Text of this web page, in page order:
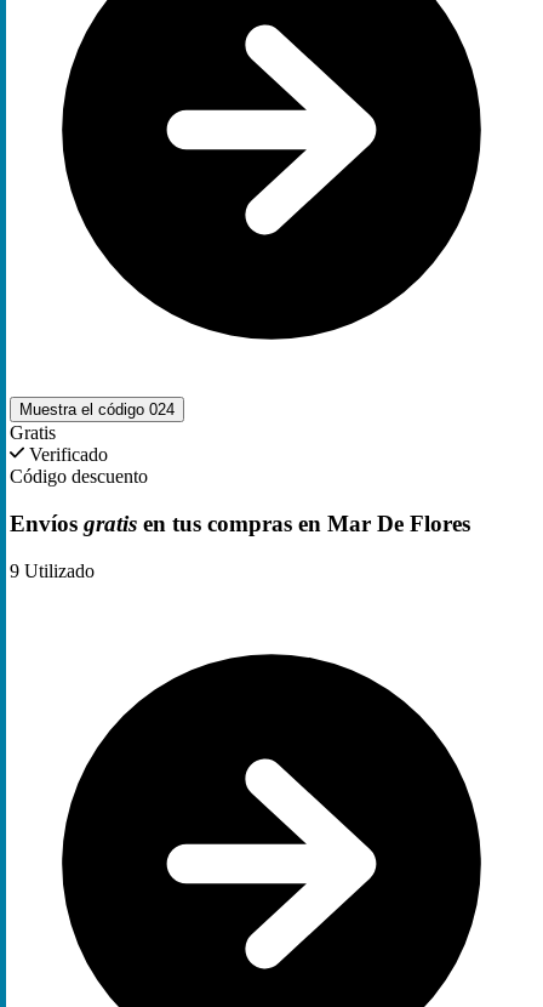
Muestra el código 024
Gratis
Verificado
Código descuento
Envíos gratis en tus compras en Mar De Flores
9 Utilizado